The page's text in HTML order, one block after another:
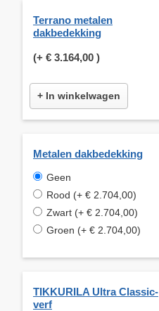
Terrano metalen
dakbedekking
(+ € 3.164,00 )
+ In winkelwagen
Metalen dakbedekking
Geen
Rood (+ € 2.704,00)
Zwart (+ € 2.704,00)
Groen (+ € 2.704,00)
TIKKURILA Ultra Classic-
verf